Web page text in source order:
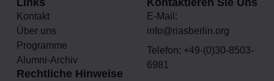
Kontakt
Über uns
Programme
Alumni-Archiv
Rechtliche Hinweise
E-Mail:
info@riasberlin.org
Telefon: +49-(0)30-8503-
6981